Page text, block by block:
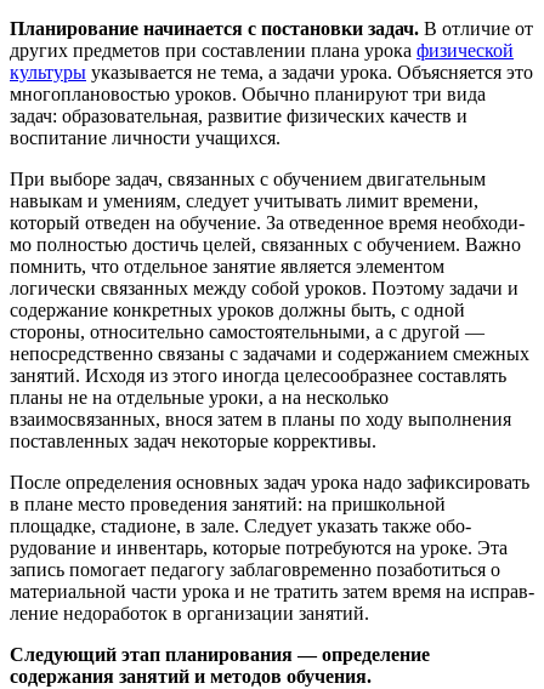
Планирование начинается с постановки задач. В отличие от
других предметов при состав­лении плана урока физической
культуры указывается не тема, а задачи урока. Объяс­няется это
многоплановостью уроков. Обычно планируют три вида
задач: образовательная, развитие физических ка­честв и
воспитание личности учащихся.
При выборе задач, связанных с обучением двигательным
навыкам и умениям, следует учитывать лимит времени,
который отведен на обучение. За отведенное время необходи­
мо полностью достичь целей, связанных с обуче­нием. Важно
помнить, что отдельное занятие является элементом
логически связанных меж­ду собой уроков. Поэтому задачи и
содержа­ние конкретных уроков должны быть, с одной
стороны, относительно самостоятельными, а с другой —
непосредственно связаны с задачами и содержанием смежных
занятий. Исходя из этого иногда целесообразнее составлять
планы не на отдельные уроки, а на несколько
взаимосвязанных, внося затем в планы по ходу выполнения
поставленных задач некоторые кор­рективы.
После определения основных задач урока надо зафиксировать
в плане место проведе­ния занятий: на пришкольной
площадке, стадионе, в зале. Следует указать также обо­
рудование и инвентарь, которые потребуются на уроке. Эта
запись помогает педагогу забла­говременно позаботиться о
материальной части урока и не тратить затем время на исправ­
ление недоработок в организации занятий.
Следующий этап планирования — определе­ние
содержания занятий и методов обучения.